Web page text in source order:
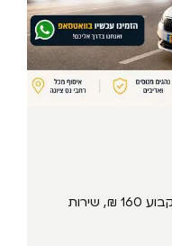
מונית לנתב״ג מנס ציונה – מחיר קבוע 160 ₪, שירות